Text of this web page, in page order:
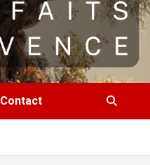
Contact